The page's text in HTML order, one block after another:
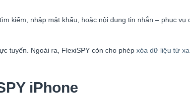
kiếm, nhập mật khẩu, hoặc nội dung tin nhắn – phục vụ
tuyến. Ngoài ra, FlexiSPY còn cho phépxóa dữ liệu từ xa
iPhone